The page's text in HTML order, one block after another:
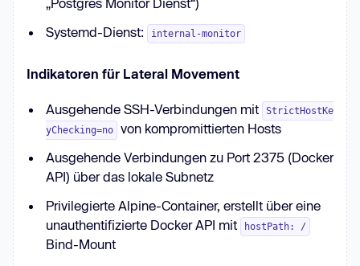
Systemd-Dienst:
internal-monitor
Indikatoren für Lateral Movement
Ausgehende SSH-Verbindungen mit
StrictHostKe
yChecking=no
von kompromittierten Hosts
Ausgehende Verbindungen zu Port 2375 (Docker
API) über das lokale Subnetz
Privilegierte Alpine-Container, erstellt über eine
unauthentifizierte Docker API mit
hostPath: /
Bind-Mount